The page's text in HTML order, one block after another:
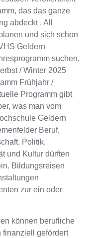
das das ganze
abdeckt . All
und sich schon
Geldern
suchen,
/ Winter 2025
Frühjahr /
Programm gibt
was man vom
Geldern
Beruf,
Politik,
und Kultur dürften
Bildungsreisen
zur ein oder
können berufliche
gefördert